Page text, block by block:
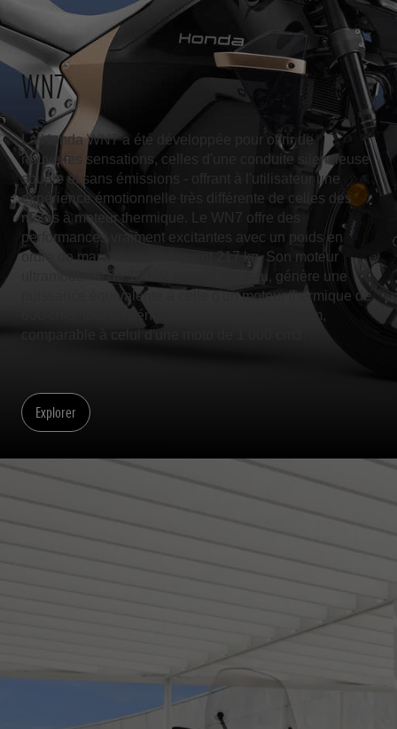
WN7
La Honda WN7 a été développée pour offrir de
nouvelles sensations, celles d'une conduite silencieuse,
souple et sans émissions - offrant à l'utilisateur une
expérience émotionnelle très différente de celles des
motos à moteur thermique. Le WN7 offre des
performances vraiment excitantes avec un poids en
ordre de marche de seulement 217 kg. Son moteur
ultramoderne de 18 kW, refroidi par eau, génère une
puissance équivalente à celle d'un moteur thermique de
600 cm3, tout en générant un couple de 100 Nm,
comparable à celui d'une moto de 1 000 cm3.
Explorer